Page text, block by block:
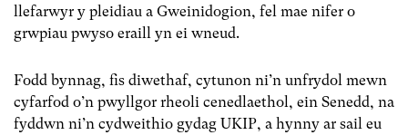
llefarwyr y pleidiau a Gweinidogion, fel mae nifer o
grwpiau pwyso eraill yn ei wneud.
Fodd bynnag, fis diwethaf, cytunon ni’n unfrydol mewn
cyfarfod o’n pwyllgor rheoli cenedlaethol, ein Senedd, na
fyddwn ni’n cydweithio gydag UKIP, a hynny ar sail eu